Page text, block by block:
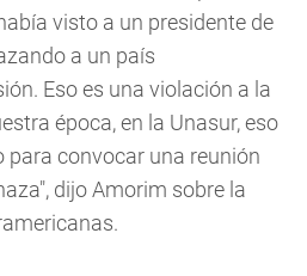
visto a un presidente de
a un país
Eso es una violación a la
época, en la Unasur, eso
convocar una reunión
dijo Amorim sobre la